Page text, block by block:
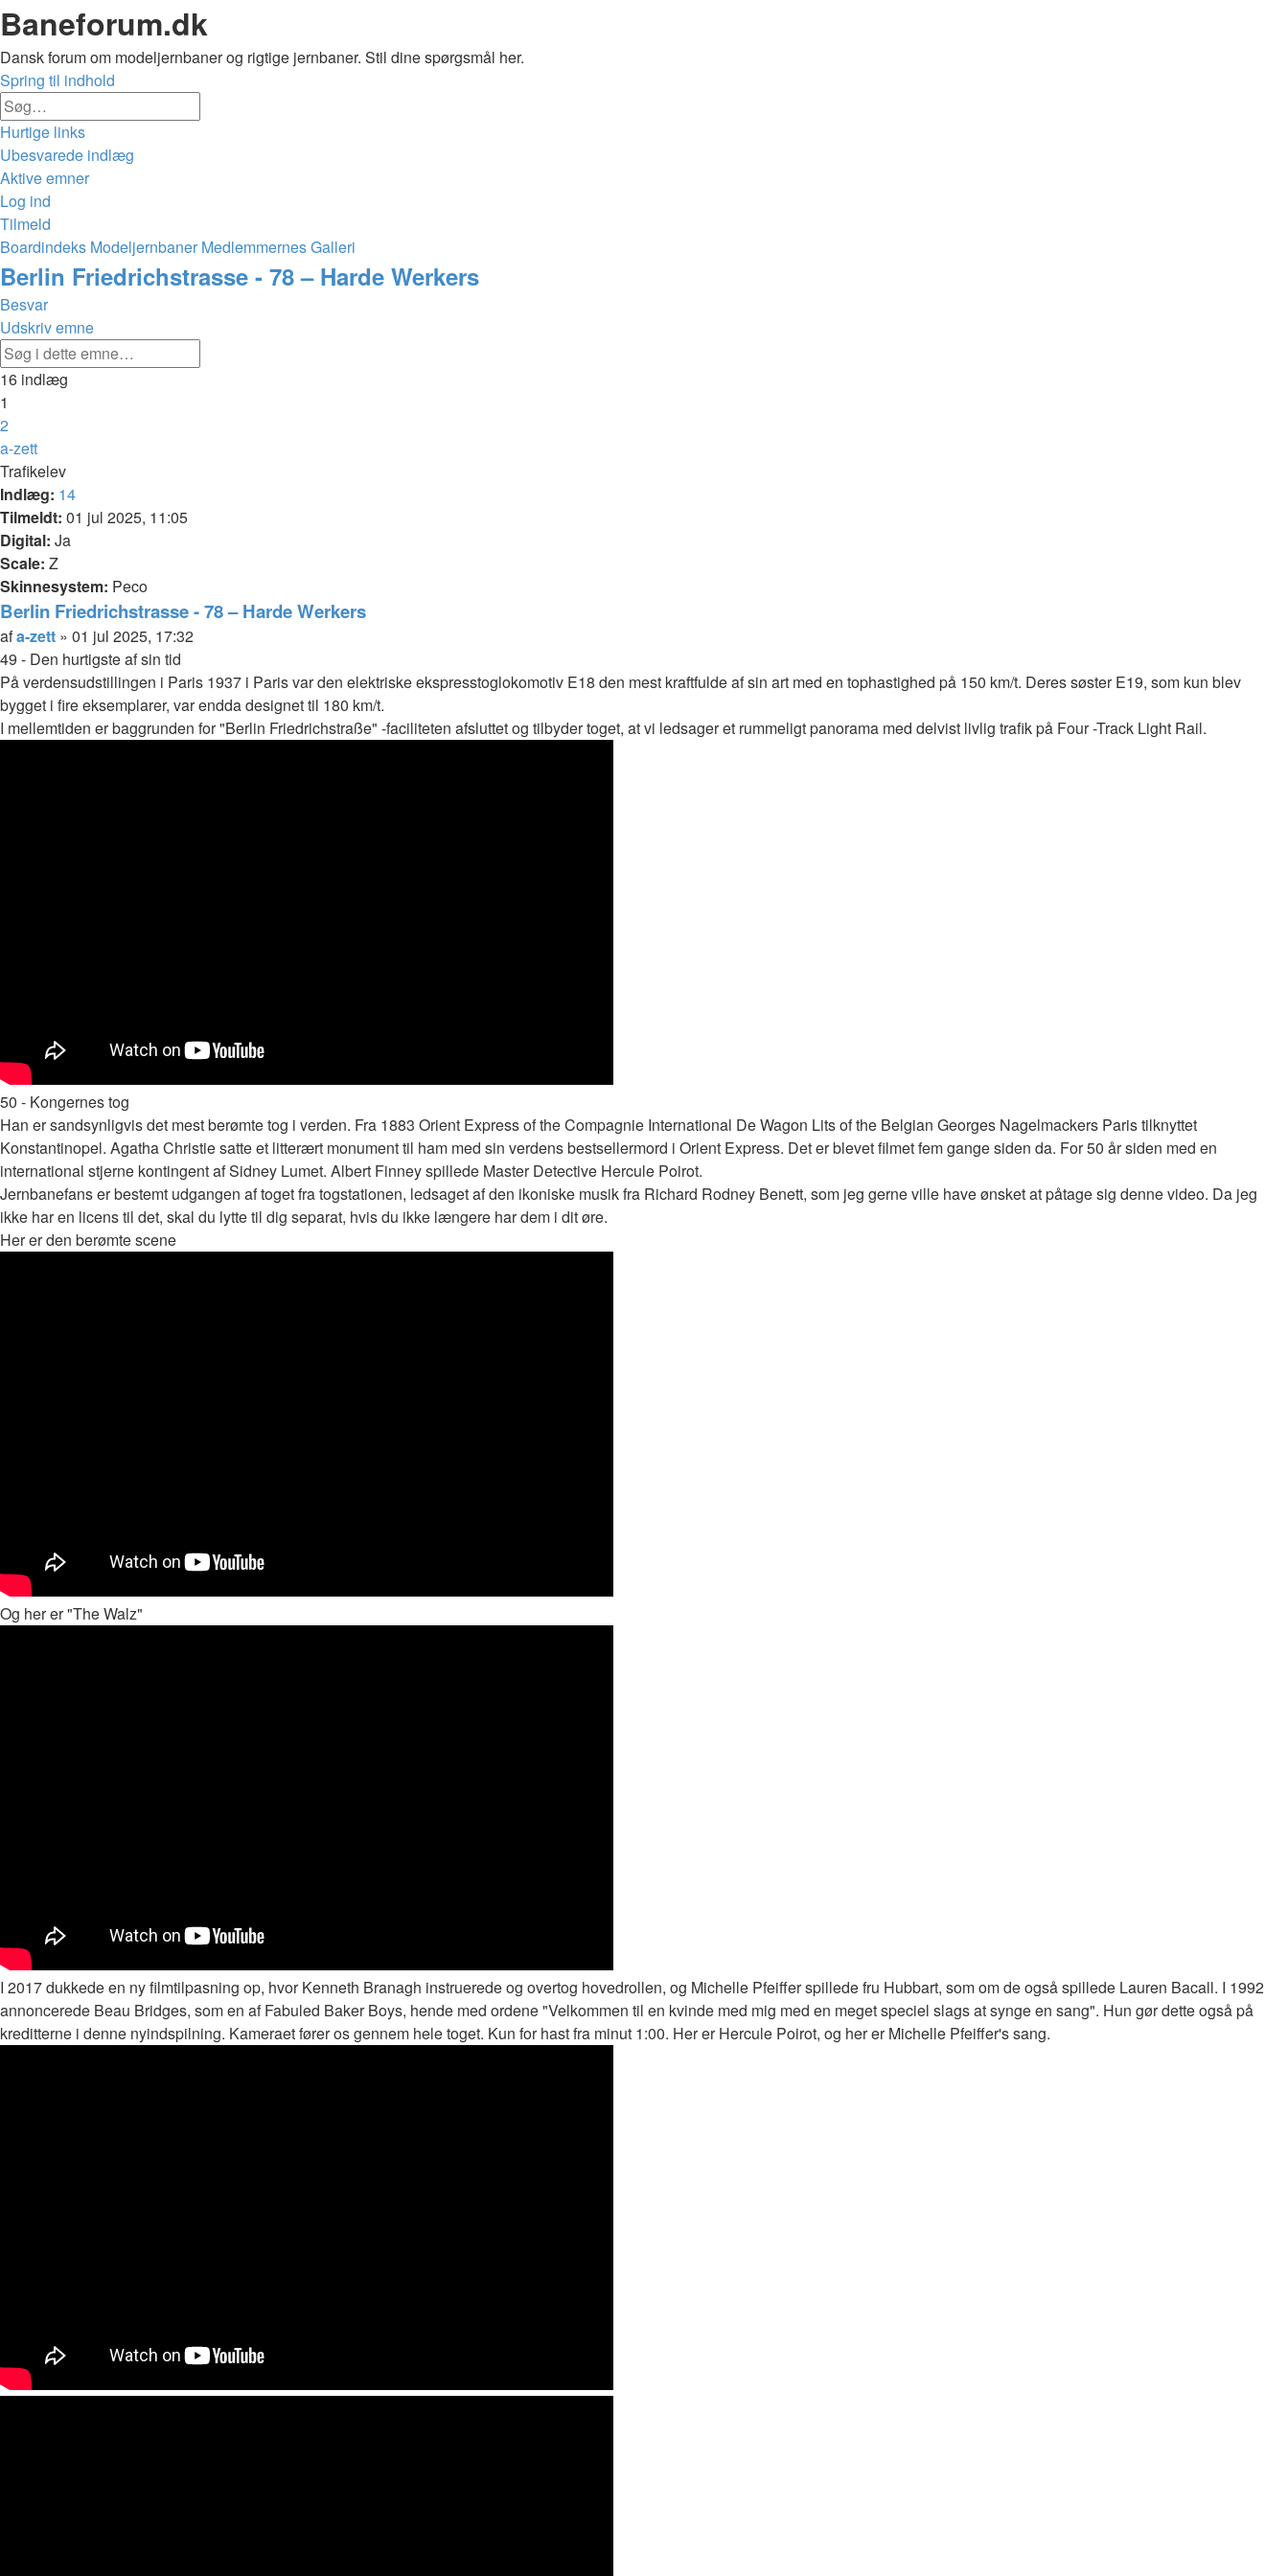
Baneforum.dk
Dansk forum om modeljernbaner og rigtige jernbaner. Stil dine spørgsmål her.
Spring til indhold
Hurtige links
Ubesvarede indlæg
Aktive emner
Log ind
Tilmeld
Boardindeks Modeljernbaner Medlemmernes Galleri
Søg
Berlin Friedrichstrasse - 78 – Harde Werkers
Besvar
Udskriv emne
16 indlæg
1
2
Næste
a-zett
Trafikelev
Indlæg: 14
Tilmeldt: 01 jul 2025, 11:05
Digital: Ja
Scale: Z
Skinnesystem: Peco
Berlin Friedrichstrasse - 78 – Harde Werkers
Citer
Indlæg
afa-zett » 01 jul 2025, 17:32
49 - Den hurtigste af sin tid
På verdensudstillingen i Paris 1937 i Paris var den elektriske ekspresstoglokomotiv E18 den mest kraftfulde af sin art med en tophastighed på 150 km/t. Deres søster E19, som kun blev
bygget i fire eksemplarer, var endda designet til 180 km/t.
I mellemtiden er baggrunden for "Berlin Friedrichstraße" -faciliteten afsluttet og tilbyder toget, at vi ledsager et rummeligt panorama med delvist livlig trafik på Four -Track Light Rail.
50 - Kongernes tog
Han er sandsynligvis det mest berømte tog i verden. Fra 1883 Orient Express of the Compagnie International De Wagon Lits of the Belgian Georges Nagelmackers Paris tilknyttet
Konstantinopel. Agatha Christie satte et litterært monument til ham med sin verdens bestsellermord i Orient Express. Det er blevet filmet fem gange siden da. For 50 år siden med en
international stjerne kontingent af Sidney Lumet. Albert Finney spillede Master Detective Hercule Poirot.
Jernbanefans er bestemt udgangen af ​​toget fra togstationen, ledsaget af den ikoniske musik fra Richard Rodney Benett, som jeg gerne ville have ønsket at påtage sig denne video. Da jeg
ikke har en licens til det, skal du lytte til dig separat, hvis du ikke længere har dem i dit øre.
Her er den berømte scene
Og her er "The Walz"
I 2017 dukkede en ny filmtilpasning op, hvor Kenneth Branagh instruerede og overtog hovedrollen, og Michelle Pfeiffer spillede fru Hubbart, som om de også spillede Lauren Bacall. I 1992
annoncerede Beau Bridges, som en af ​​Fabuled Baker Boys, hende med ordene "Velkommen til en kvinde med mig med en meget speciel slags at synge en sang". Hun gør dette også på
kreditterne i denne nyindspilning. Kameraet fører os gennem hele toget. Kun for hast fra minut 1:00. Her er Hercule Poirot, og her er Michelle Pfeiffer's sang.